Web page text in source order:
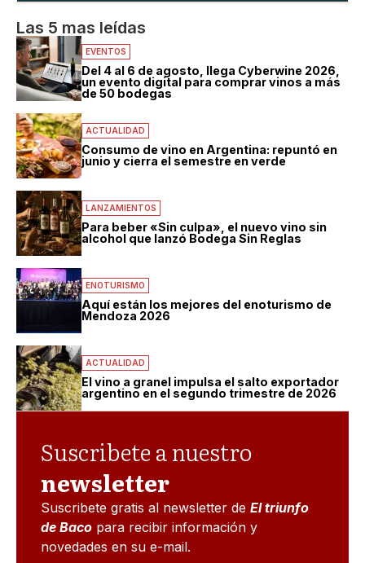
Las 5 mas leídas
EVENTOS
Del 4 al 6 de agosto, llega Cyberwine 2026,
un evento digital para comprar vinos a más
de 50 bodegas
ACTUALIDAD
Consumo de vino en Argentina: repuntó en
junio y cierra el semestre en verde
LANZAMIENTOS
Para beber «Sin culpa», el nuevo vino sin
alcohol que lanzó Bodega Sin Reglas
ENOTURISMO
Aquí están los mejores del enoturismo de
Mendoza 2026
ACTUALIDAD
El vino a granel impulsa el salto exportador
argentino en el segundo trimestre de 2026
Suscribete a nuestro
newsletter
Suscribete gratis al newsletter de El triunfo
de Baco para recibir información y
novedades en su e-mail.